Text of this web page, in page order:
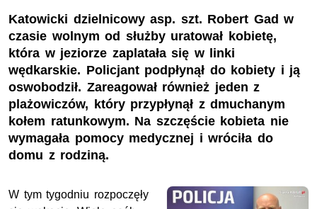
Katowicki dzielnicowy asp. szt. Robert Gad w
czasie wolnym od służby uratował kobietę,
która w jeziorze zaplatała się w linki
wędkarskie. Policjant podpłynął do kobiety i ją
oswobodził. Zareagował również jeden z
plażowiczów, który przypłynął z dmuchanym
kołem ratunkowym. Na szczęście kobieta nie
wymagała pomocy medycznej i wróciła do
domu z rodziną.
W tym tygodniu rozpoczęły